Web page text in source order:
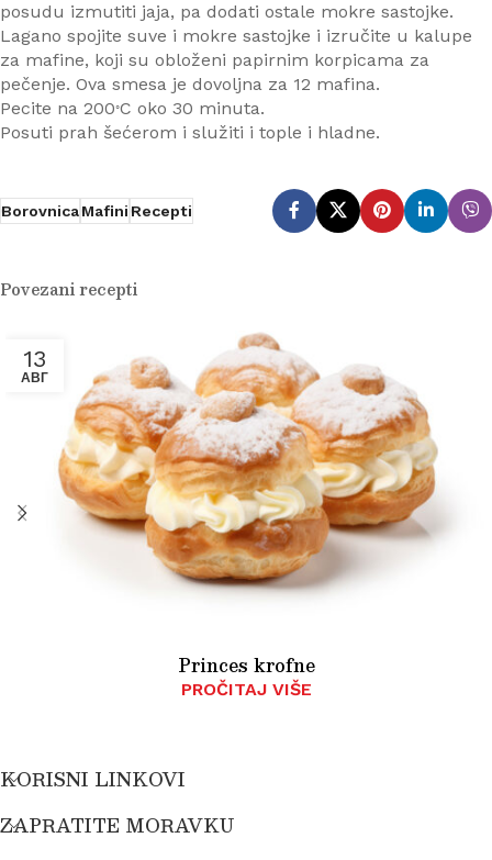
posudu izmutiti jaja, pa dodati ostale mokre sastojke.
Lagano spojite suve i mokre sastojke i izručite u kalupe
za mafine, koji su obloženi papirnim korpicama za
pečenje. Ova smesa je dovoljna za 12 mafina.
Pecite na 200◦C oko 30 minuta.
Posuti prah šećerom i služiti i tople i hladne.
BorovnicaMafiniRecepti
Povezani recepti
13
АВГ
Princes krofne
PROČITAJ VIŠE
KORISNI LINKOVI
ZAPRATITE MORAVKU